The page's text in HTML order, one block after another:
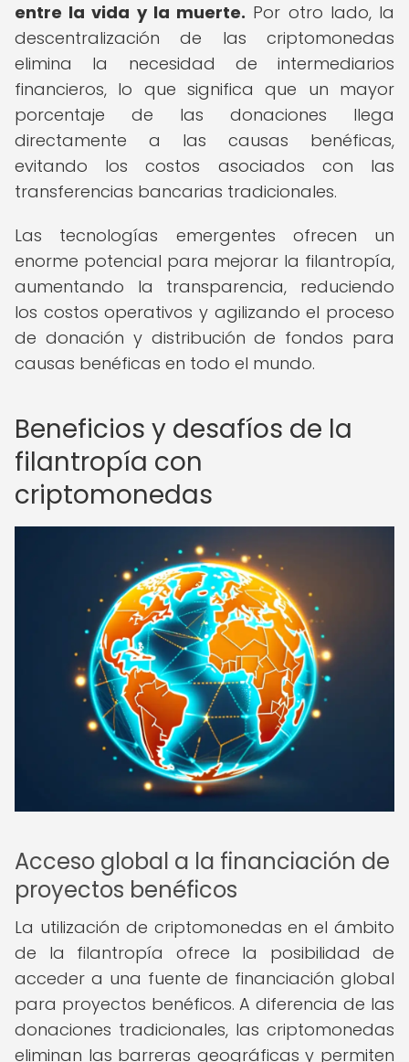
entre la vida y la muerte. Por otro lado, la
descentralización de las criptomonedas
elimina la necesidad de intermediarios
financieros, lo que significa que un mayor
porcentaje de las donaciones llega
directamente a las causas benéficas,
evitando los costos asociados con las
transferencias bancarias tradicionales.
Las tecnologías emergentes ofrecen un
enorme potencial para mejorar la filantropía,
aumentando la transparencia, reduciendo
los costos operativos y agilizando el proceso
de donación y distribución de fondos para
causas benéficas en todo el mundo.
Beneficios y desafíos de la
filantropía con
criptomonedas
Acceso global a la financiación de
proyectos benéficos
La utilización de criptomonedas en el ámbito
de la filantropía ofrece la posibilidad de
acceder a una fuente de financiación global
para proyectos benéficos. A diferencia de las
donaciones tradicionales, las criptomonedas
eliminan las barreras geográficas y permiten